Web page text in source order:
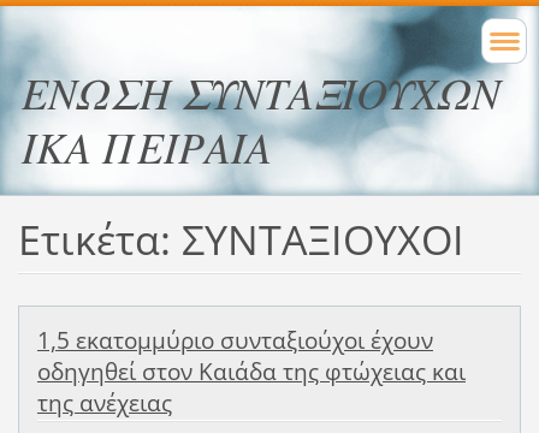
ΕΝΩΣΗ ΣΥΝΤΑΞΙΟΥΧΩΝ
ΙΚΑ ΠΕΙΡΑΙΑ
Ετικέτα: ΣΥΝΤΑΞΙΟΥΧΟΙ
1,5 εκατομμύριο συνταξιούχοι έχουν
οδηγηθεί στον Καιάδα της φτώχειας και
της ανέχειας